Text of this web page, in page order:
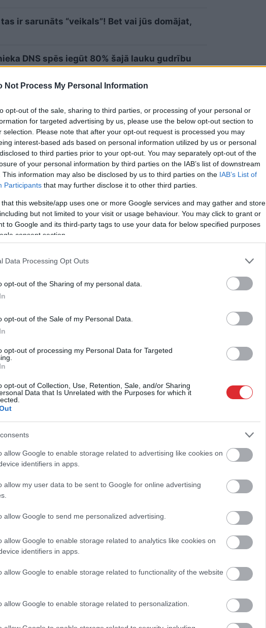
Not Process My Personal Information
opt-out of the sale, sharing to third parties, or processing of your personal or
for targeted advertising by us, please use the below opt-out section to
selection. Please note that after your opt-out request is processed you may
interest-based ads based on personal information utilized by us or personal
to third parties prior to your opt-out. You may separately opt-out of the
of your personal information by third parties on the IAB’s list of downstream
This information may also be disclosed by us to third parties on the IAB’s List of
Participants that may further disclose it to other third parties.
that this website/app uses one or more Google services and may gather and store
but not limited to your visit or usage behaviour. You may click to grant or
to Google and its third-party tags to use your data for below specified purposes
consent section.
Data Processing Opt Outs
opt-out of the Sharing of my personal data.
opt-out of the Sale of my Personal Data.
opt-out of processing my Personal Data for Targeted
opt-out of Collection, Use, Retention, Sale, and/or Sharing
Data that Is Unrelated with the Purposes for which it
allow Google to enable storage related to advertising like cookies on
identifiers in apps.
allow my user data to be sent to Google for online advertising
allow Google to send me personalized advertising.
allow Google to enable storage related to analytics like cookies on
identifiers in apps.
allow Google to enable storage related to functionality of the website
allow Google to enable storage related to personalization.
tas ir sarunāts “veikals”! Bet vai jūs domājat,
DNS spēs iegūt 80% šajā lauku gudrību
Lasīt citas ziņas
elpošanu, kustību, miegu un pat mūsu
cīņu, kurā katra sekunde velkas kā mūžība.
Lūk, dažas no vissmagākajām
ziņās Pievienot
sāp galva? Pirms
pie tabletes,
4
galvassāpju veidi,
kurus nekad